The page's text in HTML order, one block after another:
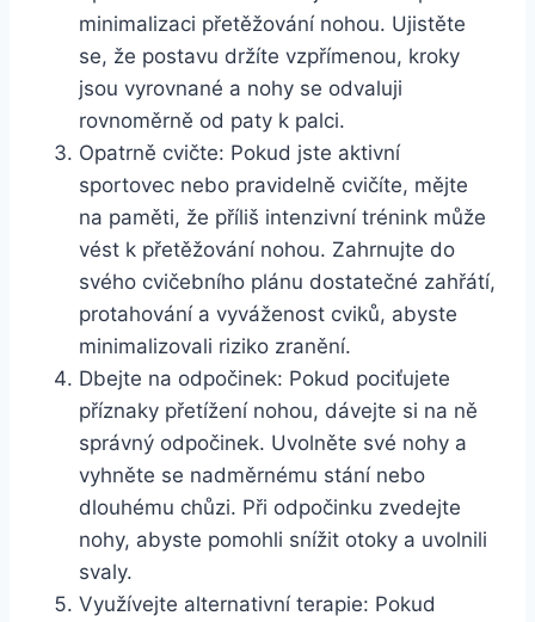
minimalizaci přetěžování nohou. Ujistěte
se, že postavu držíte vzpřímenou, kroky
jsou vyrovnané a nohy se odvaluji
rovnoměrně od paty k palci.
Opatrně cvičte: Pokud jste aktivní
sportovec nebo pravidelně cvičíte, mějte
na paměti, že příliš intenzivní trénink může
vést k přetěžování nohou. Zahrnujte do
svého cvičebního plánu dostatečné zahřátí,
protahování a vyváženost cviků, abyste
minimalizovali riziko zranění.
Dbejte na odpočinek: Pokud pociťujete
příznaky přetížení nohou, dávejte si na ně
správný odpočinek. Uvolněte své nohy a
vyhněte se nadměrnému stání nebo
dlouhému chůzi. Při odpočinku zvedejte
nohy, abyste pomohli snížit otoky a uvolnili
svaly.
Využívejte alternativní terapie: Pokud